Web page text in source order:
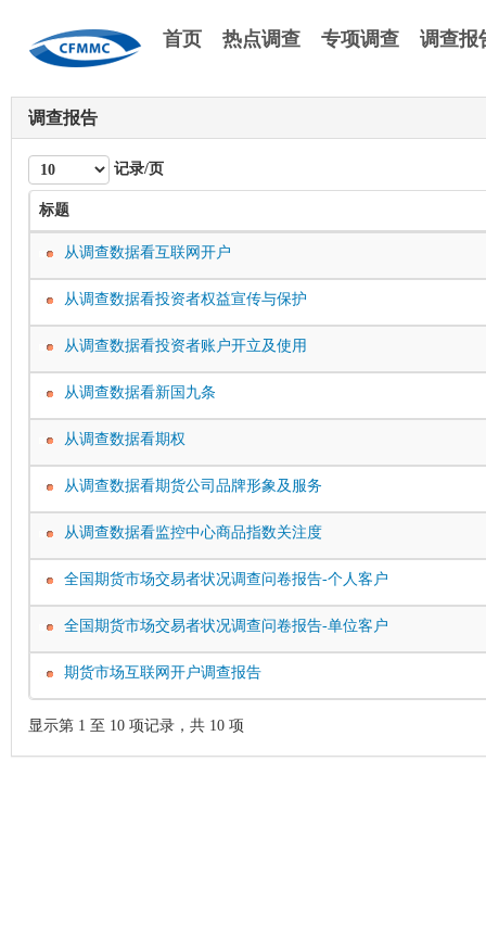
首页 热点调查 专项调查 调查报
调查报告
记录/页
标题
从调查数据看互联网开户
从调查数据看投资者权益宣传与保护
从调查数据看投资者账户开立及使用
从调查数据看新国九条
从调查数据看期权
从调查数据看期货公司品牌形象及服务
从调查数据看监控中心商品指数关注度
全国期货市场交易者状况调查问卷报告-个人客户
全国期货市场交易者状况调查问卷报告-单位客户
期货市场互联网开户调查报告
显示第 1 至 10 项记录，共 10 项